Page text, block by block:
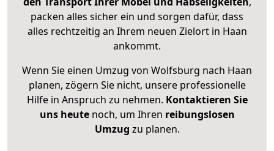
packen alles sicher ein und sorgen dafür, dass
alles rechtzeitig an Ihrem neuen Zielort in Haan
ankommt.
Wenn Sie einen Umzug von Wolfsburg nach Haan
planen, zögern Sie nicht, unsere professionelle
Hilfe in Anspruch zu nehmen. Kontaktieren Sie
uns heutenoch, um Ihren reibungslosen
Umzug zu planen.